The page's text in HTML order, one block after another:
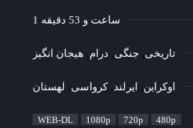
1 ساعت و 53 دقیقه
تاریخی جنگی درام هیجان انگیز
اوکراین ایرلند کرواسی لهستان
WEB-DL 1080p 720p 480p